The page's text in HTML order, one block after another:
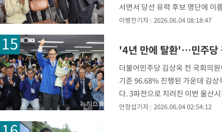
서면서 당선 유력 후보 명단에 이
를 빠져나온
이병찬기자 2026.06.04 08:18:47
'4년 만에 탈환'…민주당
더불어민주당 김상욱 전 국회의
기준 96.68% 진행된 가운데 김
다. 3파전으로 치러진 이번 울산
안정섭기자 2026.06.04 02:54:12